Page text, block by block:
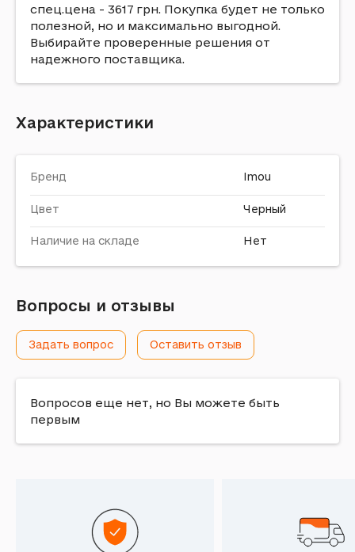
спец.цена - 3617 грн. Покупка будет не только
полезной, но и максимально выгодной.
Выбирайте проверенные решения от
надежного поставщика.
Характеристики
Бренд Imou
Цвет Черный
Наличие на складе Нет
Вопросы и отзывы
Задать вопрос Оставить отзыв
Вопросов еще нет, но Вы можете быть
первым